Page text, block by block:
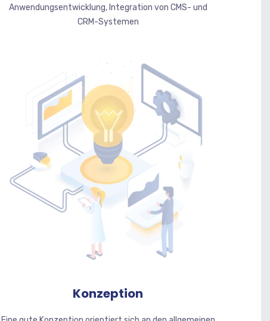
Anwendungsentwicklung, Integration von CMS- und
CRM-Systemen
Konzeption